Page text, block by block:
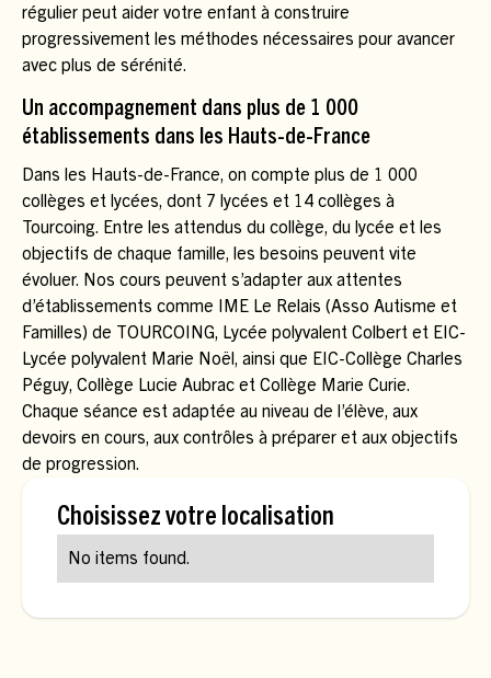
régulier peut aider votre enfant à construire
progressivement les méthodes nécessaires pour avancer
avec plus de sérénité.
Un accompagnement dans plus de 1 000
établissements dans les Hauts-de-France
Dans les Hauts-de-France, on compte plus de 1 000
collèges et lycées, dont 7 lycées et 14 collèges à
Tourcoing. Entre les attendus du collège, du lycée et les
objectifs de chaque famille, les besoins peuvent vite
évoluer. Nos cours peuvent s’adapter aux attentes
d’établissements comme IME Le Relais (Asso Autisme et
Familles) de TOURCOING, Lycée polyvalent Colbert et EIC-
Lycée polyvalent Marie Noël, ainsi que EIC-Collège Charles
Péguy, Collège Lucie Aubrac et Collège Marie Curie.
Chaque séance est adaptée au niveau de l’élève, aux
devoirs en cours, aux contrôles à préparer et aux objectifs
de progression.
Choisissez votre localisation
No items found.